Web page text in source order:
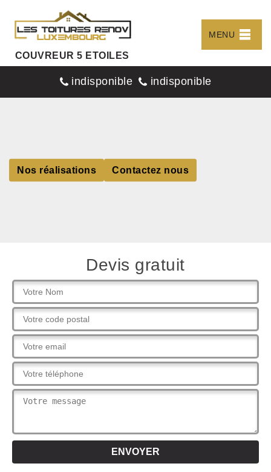
COUVREUR 5 ETOILES
MENU
indisponible indisponible
Nos réalisations Contactez nous
Devis gratuit